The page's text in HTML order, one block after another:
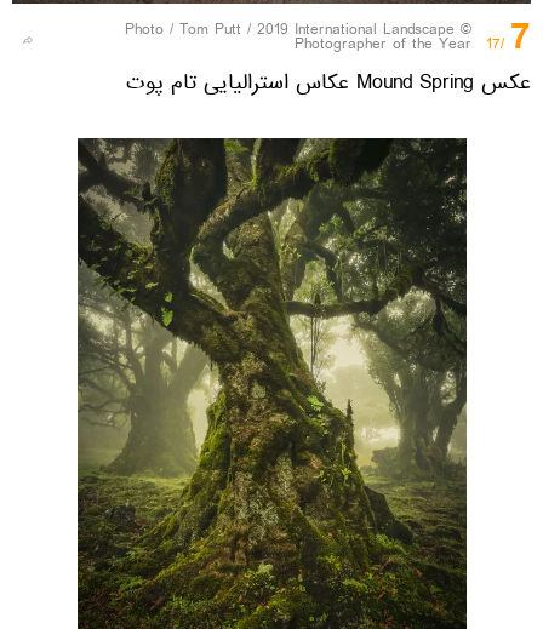
7
/17
© Photo /
Tom Putt / 2019 International Landscape
Photographer of the Year
عکس Mound Spring عکاس استرالیایی تام پوت